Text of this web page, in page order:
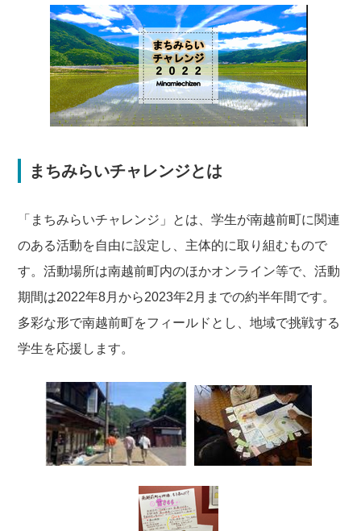
まちみらいチャレンジとは
「まちみらいチャレンジ」とは、学生が南越前町に関連
のある活動を自由に設定し、主体的に取り組むもので
す。活動場所は南越前町内のほかオンライン等で、活動
期間は2022年8月から2023年2月までの約半年間です。
多彩な形で南越前町をフィールドとし、地域で挑戦する
学生を応援します。